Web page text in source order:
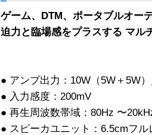
ゲーム、DTM、ポータブルオー
迫力と臨場感をプラスする マル
● アンプ出力：10W（5W＋5W
● 入力感度：200mV
● 再生周波数帯域：80Hz 〜
● スピーカユニット：6.5cmフ